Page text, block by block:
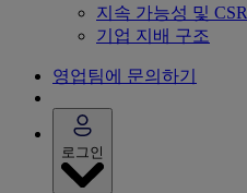
지속 가능성 및 CSR
기업 지배 구조
영업팀에 문의하기
로그인